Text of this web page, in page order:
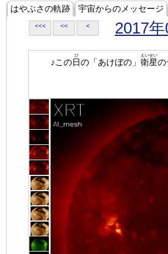
はやぶさの軌跡 宇宙からのメッセージ
<<< << < 2017年
♪この日
ひ
の「あけぼの」 衛星
えいせい
の